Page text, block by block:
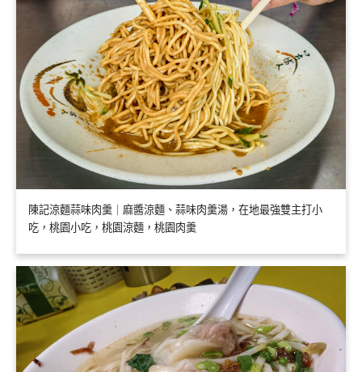
陳記涼麵蒜味肉羹｜麻醬涼麵、蒜味肉羹湯，在地最強雙主打小
吃，桃園小吃，桃園涼麵，桃園肉羹